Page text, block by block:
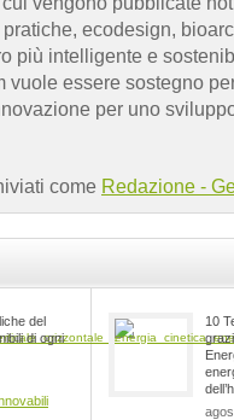
ecodesign,
più intelligente e
vuole essere sostegno
per uno
come Redazione -
del
di ogni
10